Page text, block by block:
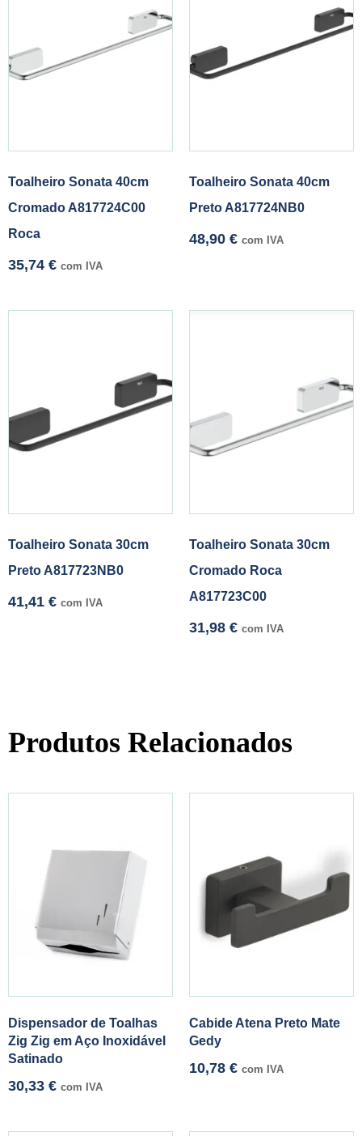
Toalheiro Sonata 40cm
Cromado A817724C00
Roca
35,74 € com IVA
Toalheiro Sonata 40cm
Preto A817724NB0
48,90 € com IVA
Toalheiro Sonata 30cm
Preto A817723NB0
41,41 € com IVA
Toalheiro Sonata 30cm
Cromado Roca
A817723C00
31,98 € com IVA
Produtos Relacionados
Dispensador de Toalhas
Zig Zig em Aço Inoxidável
Satinado
30,33 € com IVA
Cabide Atena Preto Mate
Gedy
10,78 € com IVA